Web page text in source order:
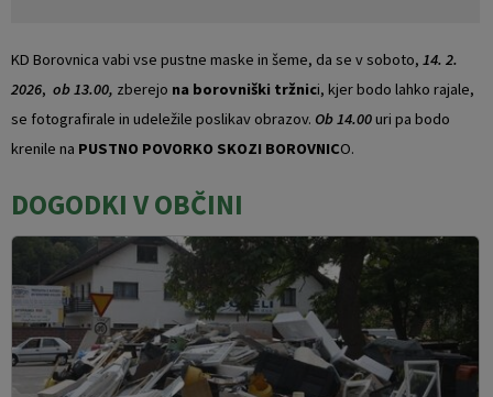
KD Borovnica vabi vse pustne maske in šeme, da se v soboto, 14. 2.
2026, ob 13.00, zberejo na borovniški tržnici, kjer bodo lahko rajale,
se fotografirale in udeležile poslikav obrazov. Ob 14.00uri pa bodo
krenile na PUSTNO POVORKO SKOZI BOROVNICO.
DOGODKI V OBČINI
Notranja prijava po Zakonu o zaščiti prijaviteljev